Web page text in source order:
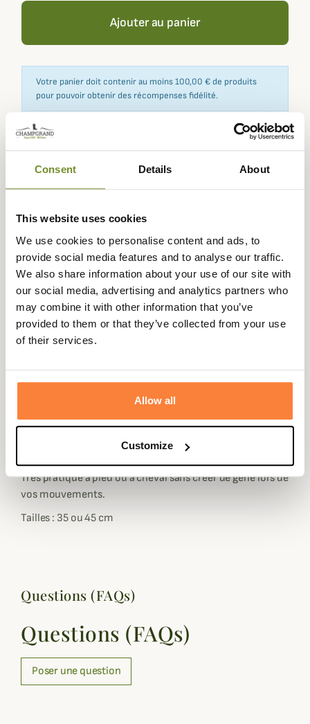
Consent Details About
This website uses cookies
We use cookies to personalise content and ads, to
provide social media features and to analyse our traffic.
We also share information about your use of our site with
our social media, advertising and analytics partners who
may combine it with other information that you’ve
provided to them or that they’ve collected from your use
of their services.
Allow all
Customize
Ajouter au panier
Votre panier doit contenir au moins 100,00 € de produits
pour pouvoir obtenir des récompenses fidélité.
Expédié dans
Échange ou
Paiement
Paiement en
Description
Hourvari vous propose cette superbe pibole sans pavillon
pour vos journées de chasse.
sonorité parfaite avec un son grave et portant.
Elle est équipée d'un pipet gros embout et est facile
Très pratique à pied ou à cheval sans créer de gêne lors de
vos mouvements.
Tailles : 35 ou 45 cm
Questions (FAQs)
Questions (FAQs)
Poser une question